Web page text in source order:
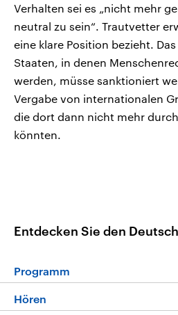
Verhalten sei es „nicht mehr
neutral zu sein“. Trautvetter
eine klare Position bezieht.
Staaten, in denen
werden, müsse sanktioniert
Vergabe von internationalen
die dort dann nicht mehr
könnten.
Entdecken Sie den
Programm
Programm
Hören